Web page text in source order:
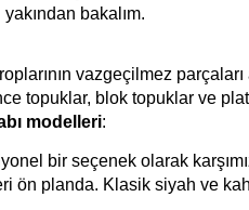
bakalım.
vazgeçilmez
topuklar, blok topuklar ve
modelleri:
bir seçenek olarak
ön planda. Klasik siyah ve